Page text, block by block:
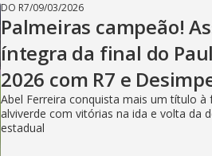
DO R7/09/03/2026
Palmeiras campeão!
íntegra da final do
2026 com R7 e
Abel Ferreira conquista mais um título à
alviverde com vitórias na ida e volta da
estadual